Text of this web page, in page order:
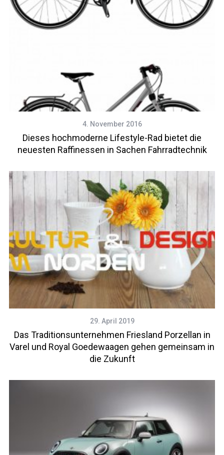
4. November 2016
Dieses hochmoderne Lifestyle-Rad bietet die
neuesten Raffinessen in Sachen Fahrradtechnik
29. April 2019
Das Traditionsunternehmen Friesland Porzellan in
Varel und Royal Goedewaagen gehen gemeinsam in
die Zukunft